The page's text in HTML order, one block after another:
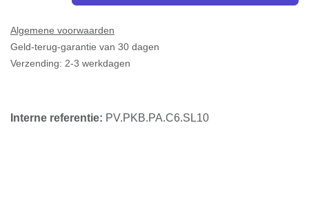
Algemene voorwaarden
Geld-terug-garantie van 30 dagen
Verzending: 2-3 werkdagen
Interne referentie:PV.PKB.PA.C6.SL10